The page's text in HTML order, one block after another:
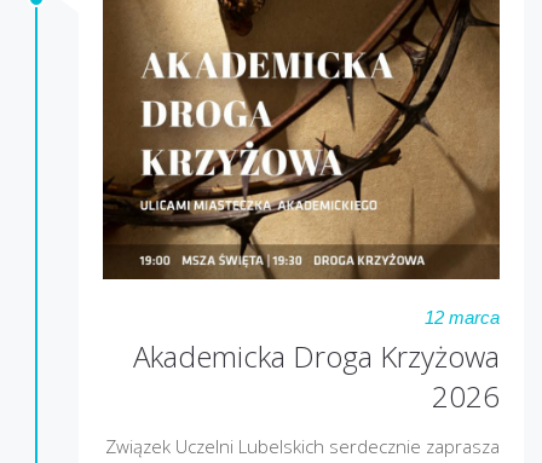
12 marca
Akademicka Droga Krzyżowa
2026
Związek Uczelni Lubelskich serdecznie zaprasza